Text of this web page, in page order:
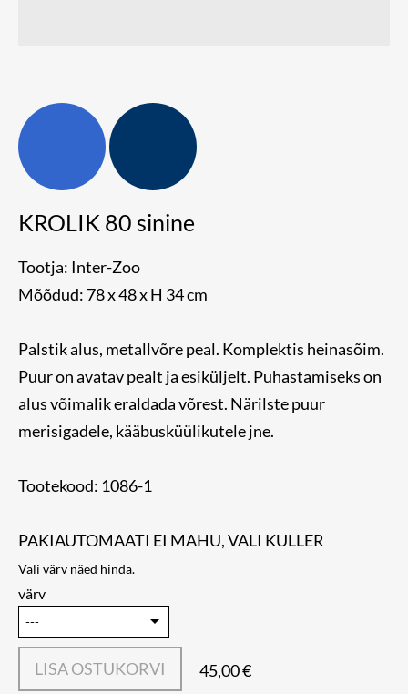
KROLIK 80 sinine
Tootja: Inter-Zoo
Mõõdud: 78 x 48 x H 34 cm
Palstik alus, metallvõre peal. Komplektis heinasõim.
Puur on avatav pealt ja esiküljelt. Puhastamiseks on
alus võimalik eraldada võrest. Närilste puur
merisigadele, kääbusküülikutele jne.
Tootekood: 1086-1
PAKIAUTOMAATI EI MAHU, VALI KULLER
Vali värv näed hinda.
värv
LISA OSTUKORVI 45,00 €